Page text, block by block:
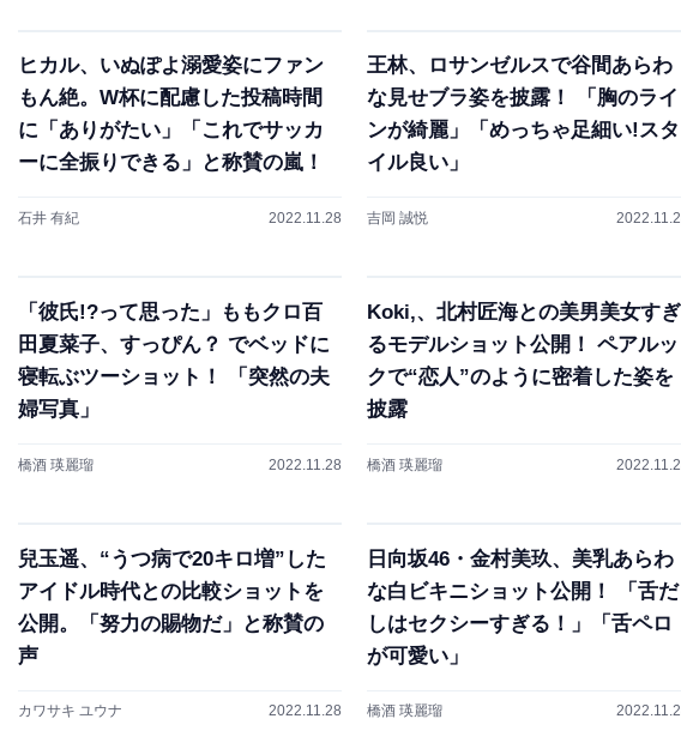
ヒカル、いぬぽよ溺愛姿にファン
もん絶。W杯に配慮した投稿時間
に「ありがたい」「これでサッカ
ーに全振りできる」と称賛の嵐！
石井 有紀 2022.11.28
王林、ロサンゼルスで谷間あらわ
な見せブラ姿を披露！ 「胸のライ
ンが綺麗」「めっちゃ足細い!スタ
イル良い」
吉岡 誠悦
「彼氏!?って思った」ももクロ百
田夏菜子、すっぴん？ でベッドに
寝転ぶツーショット！ 「突然の夫
婦写真」
橋酒 瑛麗瑠 2022.11.28
Koki,、北村匠海との美男美女すぎ
るモデルショット公開！ ペアルッ
クで“恋人”のように密着した姿を
披露
橋酒 瑛麗瑠
兒玉遥、“うつ病で20キロ増”した
アイドル時代との比較ショットを
公開。「努力の賜物だ」と称賛の
声
カワサキ ユウナ 2022.11.28
日向坂46・金村美玖、美乳あらわ
な白ビキニショット公開！ 「舌だ
しはセクシーすぎる！」「舌ペロ
が可愛い」
橋酒 瑛麗瑠